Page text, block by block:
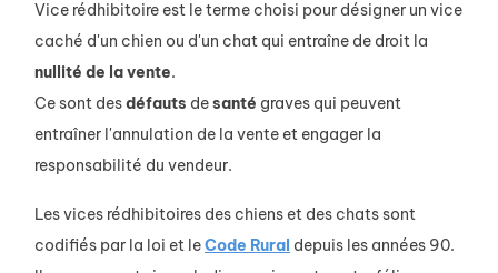
Vice rédhibitoire est le terme choisi pour désigner un vice
caché d'un chien ou d'un chat qui entraîne de droit la
nullité de la vente.
Ce sont desdéfauts desanté graves qui peuvent
entraîner l'annulation de la vente et engager la
responsabilité du vendeur.
Les vices rédhibitoires des chiens et des chats sont
codifiés par la loi et leCode Rural depuis les années 90.